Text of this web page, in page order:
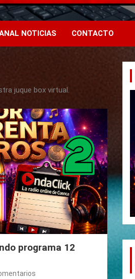
NOTICIAS CONTACTO
juque box virtual.
programa 12